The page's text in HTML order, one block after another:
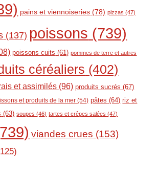
pains et viennoiseries (78) pizzas (47)
(137) poissons (739)
poissons cuits (61) pommes de terre et autres
céréaliers (402)
et assimilés (96) produits sucrés (67)
et produits de la mer (54) pâtes (64) riz et
(63) soupes (46) tartes et crêpes salées (47)
viandes crues (153)